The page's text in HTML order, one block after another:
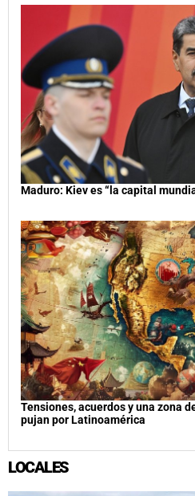
Maduro: Kiev es “la capital
Tensiones, acuerdos y una zona
pujan por Latinoamérica
LOCALES